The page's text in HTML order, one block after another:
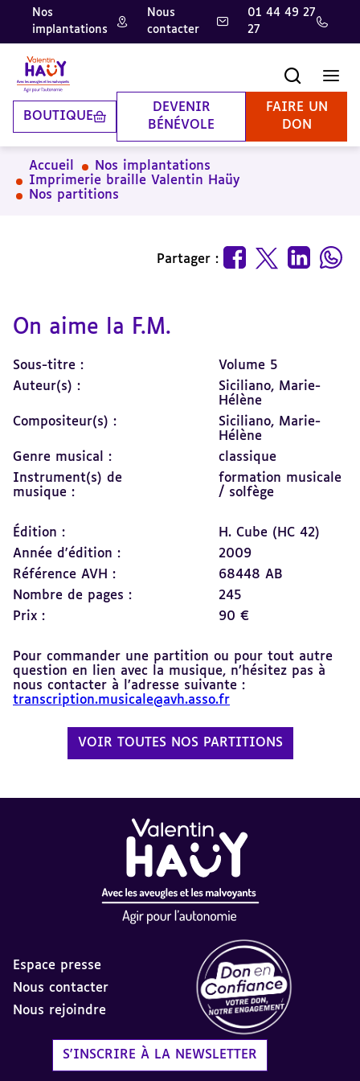
Aller
contenu
principal
Aller
pied
de
page
Aller
la
recherche
Nos
implantations
Nous
contacter
01 44 49 27
27
BOUTIQUE
DEVENIR
BÉNÉVOLE
FAIRE UN
DON
Accueil
Nos implantations
Imprimerie braille Valentin Haüy
Nos partitions
Partager :
On aime la F.M.
Sous-titre :
Volume 5
Auteur(s) :
Siciliano, Marie-
Hélène
Compositeur(s) :
Siciliano, Marie-
Hélène
Genre musical :
classique
Instrument(s) de
musique :
formation musicale
/ solfège
Édition :
H. Cube (HC 42)
Année d'édition :
2009
Référence AVH :
68448 AB
Nombre de pages :
245
Prix :
90 €
Pour commander une partition ou pour tout autre
question en lien avec la musique, n’hésitez pas à
nous contacter à l’adresse suivante :
transcription.musicale@avh.asso.fr
VOIR TOUTES NOS PARTITIONS
Espace presse
Nous contacter
Nous rejoindre
S'INSCRIRE À LA NEWSLETTER